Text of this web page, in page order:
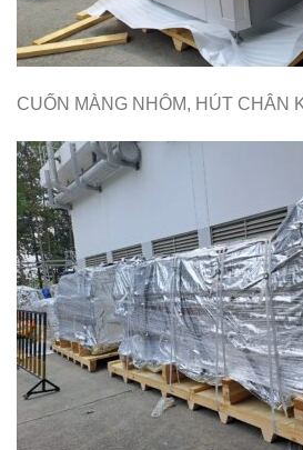
CUỐN MÀNG NHÔM, HÚT CHÂN